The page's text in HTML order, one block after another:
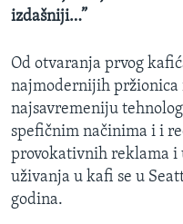
izdašniji…”
Od otvaranja prvog
najmodernijih
najsavremeniju
spefičnim načinima i i
provokativnih reklama
uživanja u kafi se u
godina.